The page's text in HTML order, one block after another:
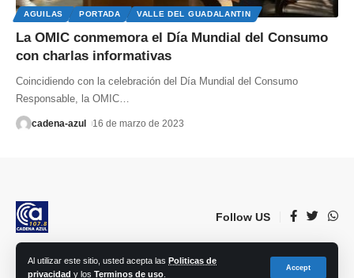
Al utilizar este sitio, usted acepta las Politicas de
privacidad y los Terminos de uso
Accept
AGUILAS PORTADA VALLE DEL GUADALANTIN
La OMIC conmemora el Día Mundial del Consumo
con charlas informativas
Coincidiendo con la celebración del Día Mundial del Consumo
Responsable, la OMIC
cadena-azul 16 de marzo de 2023
Follow US
© 2023 Lorca Comunicación, Radio, TV, prensa e Internet S.L. | Todos los